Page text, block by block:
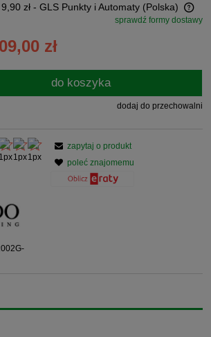
zł - GLS Punkty i Automaty (Polska)
kosztów płatnościsprawdź formy dostawy
zł
do koszyka
dodaj do przechowalni
zapytaj o produkt
poleć znajomemu